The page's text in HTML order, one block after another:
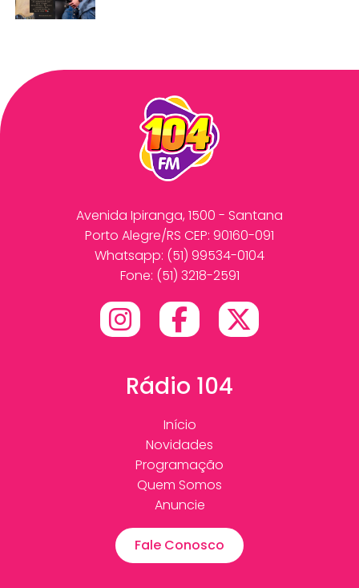
Avenida Ipiranga, 1500 - Santana
Porto Alegre/RS CEP: 90160-091
Whatsapp: (51) 99534-0104
Fone: (51) 3218-2591
Rádio 104
Início
Novidades
Programação
Quem Somos
Anuncie
Fale Conosco